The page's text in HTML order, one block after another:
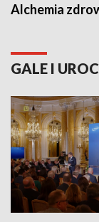
Alchemia
GALE I